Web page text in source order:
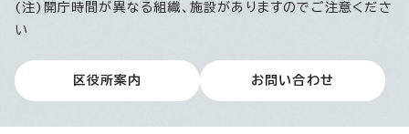
(注)開庁時間が異なる組織、施設がありますのでご注意くださ
い
区役所案内 お問い合わせ